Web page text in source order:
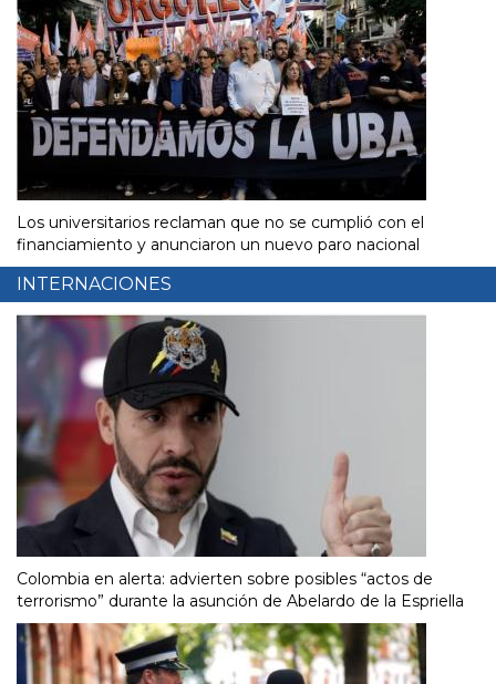
Los universitarios reclaman que no se cumplió con el
financiamiento y anunciaron un nuevo paro nacional
INTERNACIONES
Colombia en alerta: advierten sobre posibles “actos de
terrorismo” durante la asunción de Abelardo de la Espriella